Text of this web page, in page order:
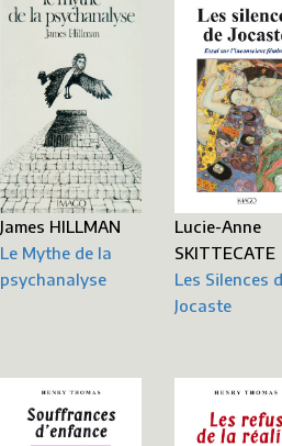
James HILLMAN
Le Mythe de la
psychanalyse
Lucie-Anne
SKITTECATE
Les Silences
Jocaste